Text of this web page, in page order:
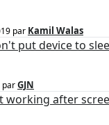
par Kamil Walas
put device to
parGJN
working after